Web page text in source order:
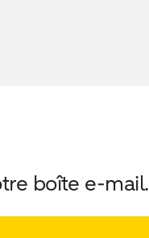
boîte e-mail.